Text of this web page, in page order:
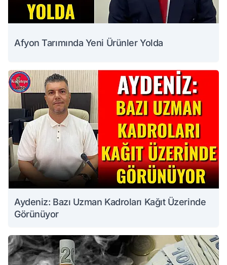
Afyon Tarımında Yeni Ürünler Yolda
Aydeniz: Bazı Uzman Kadroları Kağıt Üzerinde
Görünüyor